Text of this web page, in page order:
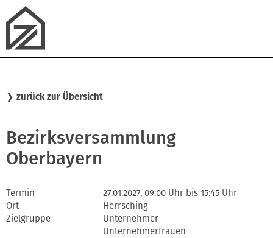
❯ zurück zur Übersicht
Bezirksversammlung
Oberbayern
Termin
27.01.2027, 09:00 Uhr bis 15:45 Uhr
Ort
Herrsching
Zielgruppe
Unternehmer
Unternehmerfrauen